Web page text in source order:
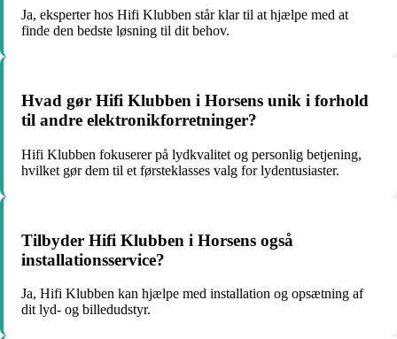
Ja, eksperter hos Hifi Klubben står klar til at hjælpe med at
finde den bedste løsning til dit behov.
Hvad gør Hifi Klubben i Horsens unik i forhold
til andre elektronikforretninger?
Hifi Klubben fokuserer på lydkvalitet og personlig betjening,
hvilket gør dem til et førsteklasses valg for lydentusiaster.
Tilbyder Hifi Klubben i Horsens også
installationsservice?
Ja, Hifi Klubben kan hjælpe med installation og opsætning af
dit lyd- og billedudstyr.